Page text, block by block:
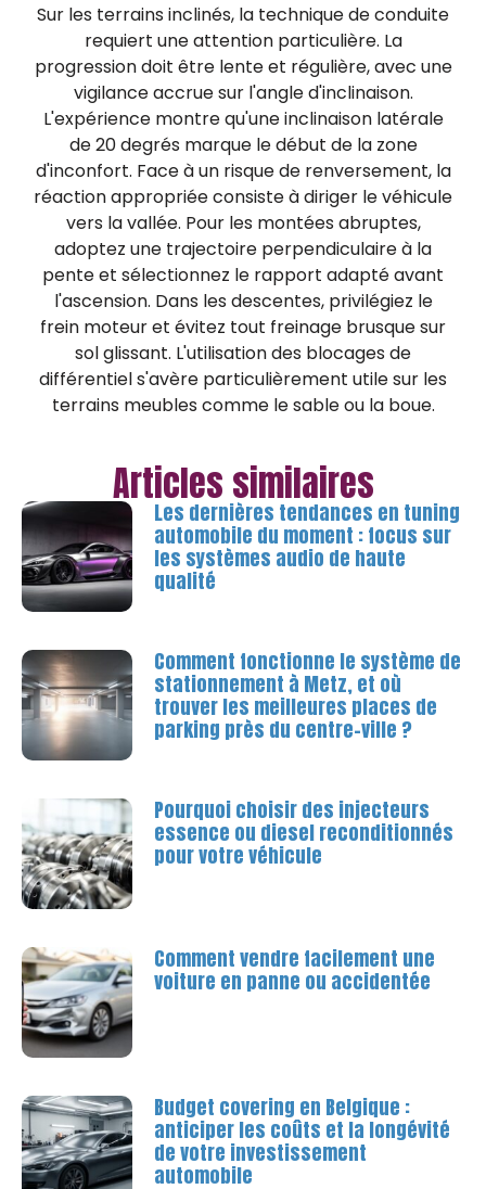
Sur les terrains inclinés, la technique de conduite
requiert une attention particulière. La
progression doit être lente et régulière, avec une
vigilance accrue sur l'angle d'inclinaison.
L'expérience montre qu'une inclinaison latérale
de 20 degrés marque le début de la zone
d'inconfort. Face à un risque de renversement, la
réaction appropriée consiste à diriger le véhicule
vers la vallée. Pour les montées abruptes,
adoptez une trajectoire perpendiculaire à la
pente et sélectionnez le rapport adapté avant
l'ascension. Dans les descentes, privilégiez le
frein moteur et évitez tout freinage brusque sur
sol glissant. L'utilisation des blocages de
différentiel s'avère particulièrement utile sur les
terrains meubles comme le sable ou la boue.
Articles similaires
Les dernières tendances en tuning
automobile du moment : focus sur
les systèmes audio de haute
qualité
Comment fonctionne le système de
stationnement à Metz, et où
trouver les meilleures places de
parking près du centre-ville ?
Pourquoi choisir des injecteurs
essence ou diesel reconditionnés
pour votre véhicule
Comment vendre facilement une
voiture en panne ou accidentée
Budget covering en Belgique :
anticiper les coûts et la longévité
de votre investissement
automobile